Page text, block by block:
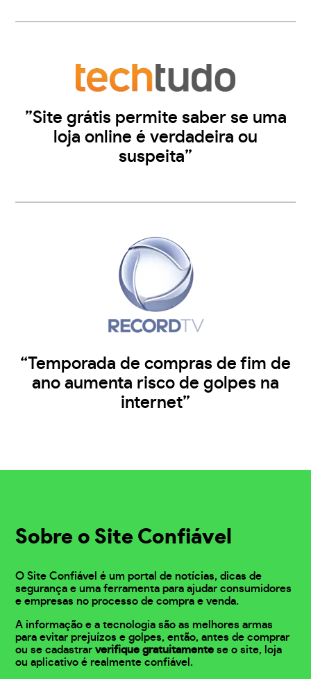
”Site grátis permite saber se uma
loja online é verdadeira ou
suspeita”
“Temporada de compras de fim de
ano aumenta risco de golpes na
internet”
Sobre o Site Confiável
O Site Confiável é um portal de notícias, dicas de
segurança e uma ferramenta para ajudar consumidores
e empresas no processo de compra e venda.
A informação e a tecnologia são as melhores armas
para evitar prejuízos e golpes, então, antes de comprar
ou se cadastrarverifique gratuitamente se o site, loja
ou aplicativo é realmente confiável.